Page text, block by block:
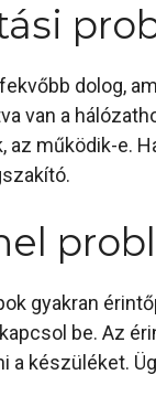
dolog,
van a
az működik-e.
gyakran
be. Az
a készüléket.